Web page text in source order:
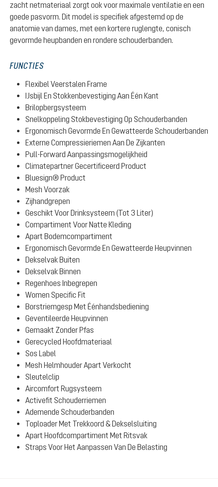
zacht netmateriaal zorgt ook voor maximale ventilatie en een
goede pasvorm. Dit model is specifiek afgestemd op de
anatomie van dames, met een kortere ruglengte, conisch
gevormde heupbanden en rondere schouderbanden.
FUNCTIES
Flexibel Veerstalen Frame
IJsbijl En Stokkenbevestiging Aan Één Kant
Brilopbergsysteem
Snelkoppeling Stokbevestiging Op Schouderbanden
Ergonomisch Gevormde En Gewatteerde Schouderbanden
Externe Compressieriemen Aan De Zijkanten
Pull-Forward Aanpassingsmogelijkheid
Climatepartner Gecertificeerd Product
Bluesign® Product
Mesh Voorzak
Zijhandgrepen
Geschikt Voor Drinksysteem (Tot 3 Liter)
Compartiment Voor Natte Kleding
Apart Bodemcompartiment
Ergonomisch Gevormde En Gewatteerde Heupvinnen
Dekselvak Buiten
Dekselvak Binnen
Regenhoes Inbegrepen
Women Specific Fit
Borstriemgesp Met Éénhandsbediening
Geventileerde Heupvinnen
Gemaakt Zonder Pfas
Gerecycled Hoofdmateriaal
Sos Label
Mesh Helmhouder Apart Verkocht
Sleutelclip
Aircomfort Rugsysteem
Activefit Schouderriemen
Ademende Schouderbanden
Toploader Met Trekkoord & Dekselsluiting
Apart Hoofdcompartiment Met Ritsvak
Straps Voor Het Aanpassen Van De Belasting